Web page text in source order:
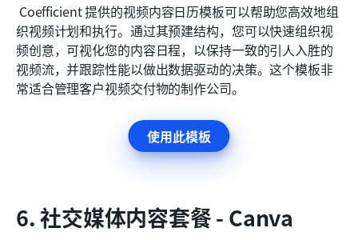
织视频计划和执行。通过其预建结构，您可以快速组织视
频创意，可视化您的内容日程，以保持一致的引人入胜的
视频流，并跟踪性能以做出数据驱动的决策。这个模板非
常适合管理客户视频交付物的制作公司。
使用此模板
6. 社交媒体内容套餐 - Canva